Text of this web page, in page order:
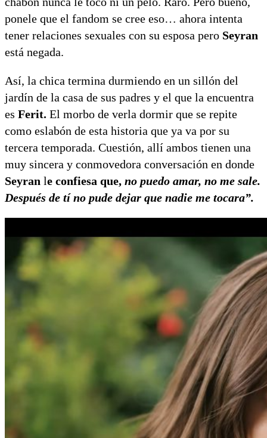
ponele que el fandom se cree eso… ahora intenta
tener relaciones sexuales con su esposa pero Seyran
está negada.
Así, la chica termina durmiendo en un sillón del
jardín de la casa de sus padres y el que la encuentra
es Ferit. El morbo de verla dormir que se repite
como eslabón de esta historia que ya va por su
tercera temporada. Cuestión, allí ambos tienen una
muy sincera y conmovedora conversación en donde
Seyran le confiesa que, no puedo amar, no me sale.
Después de tí no pude dejar que nadie me tocara”.